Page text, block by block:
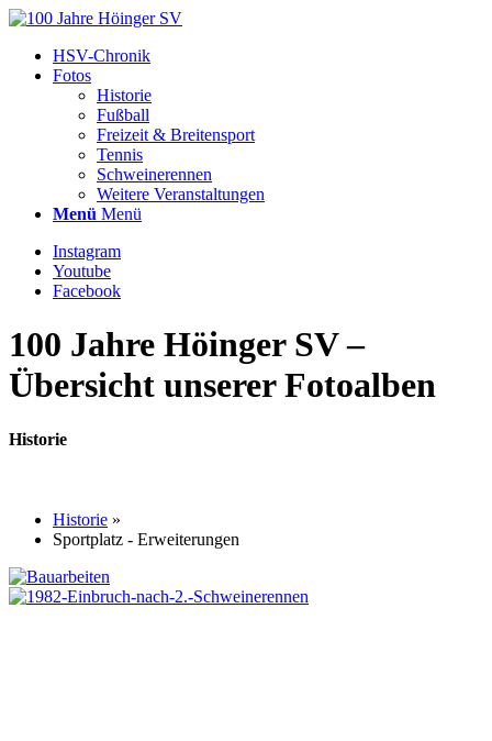
HSV-Chronik
Fotos
Historie
Fußball
Freizeit & Breitensport
Tennis
Schweinerennen
Weitere Veranstaltungen
Menü Menü
Instagram
Youtube
Facebook
100 Jahre Höinger SV –
Übersicht unserer Fotoalben
Historie
Historie »
Sportplatz - Erweiterungen